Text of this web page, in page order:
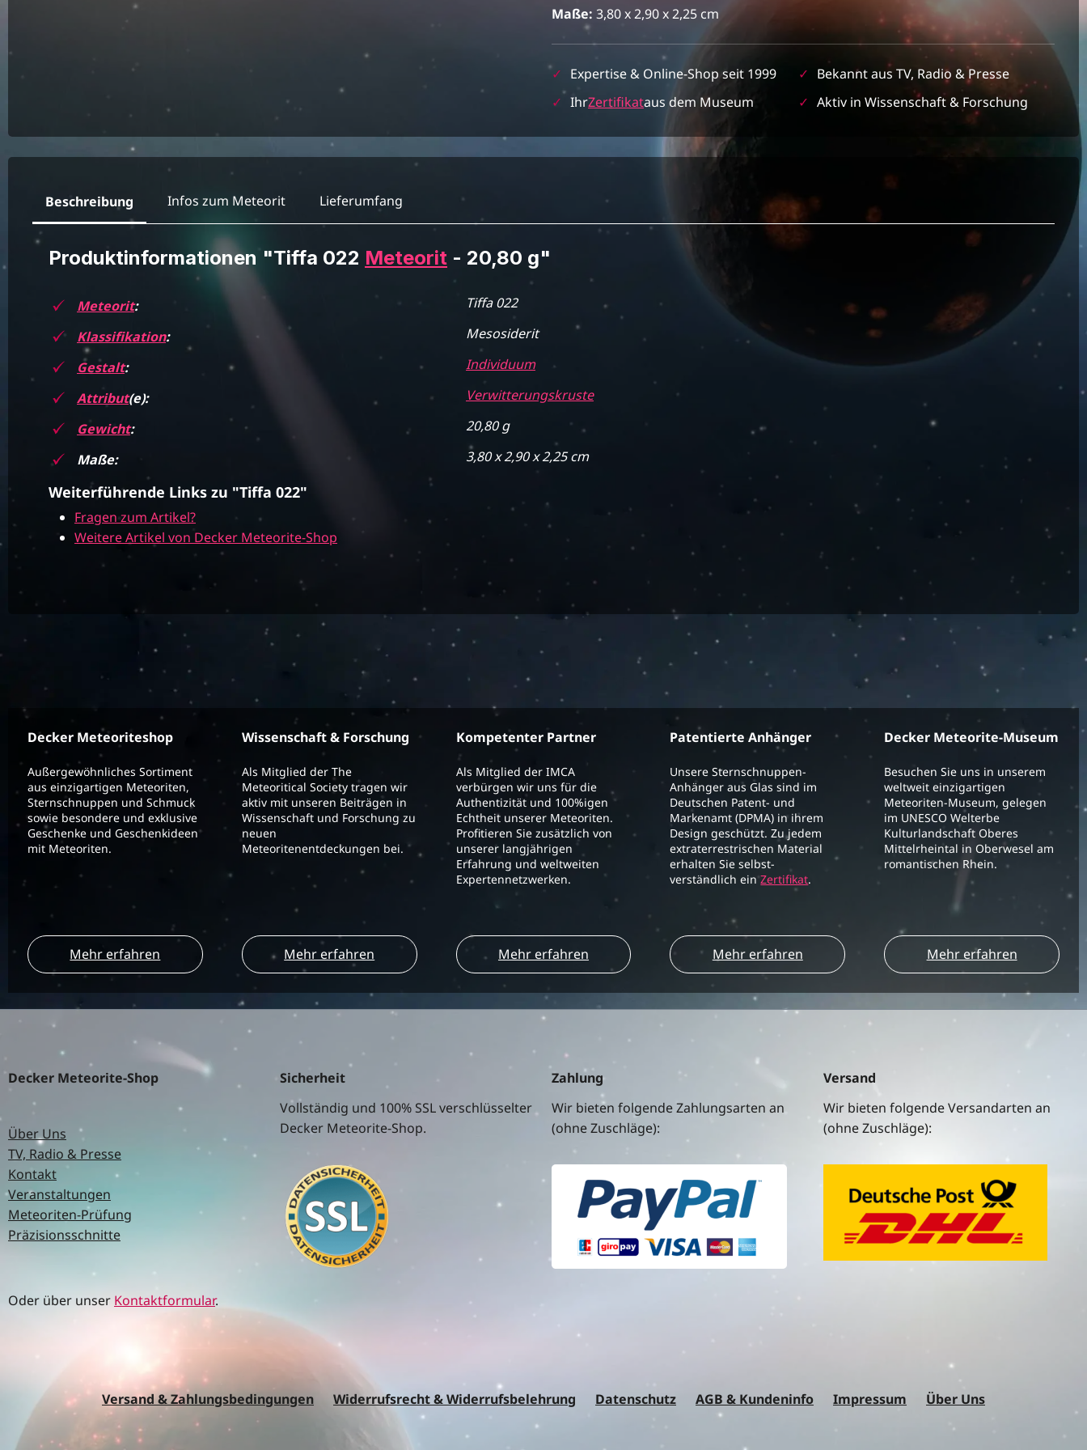
Maße: 3,80 x 2,90 x 2,25 cm
✓ Expertise & Online-Shop seit 1999 ✓ Bekannt aus TV, Radio & Presse
✓ IhrZertifikataus dem Museum ✓ Aktiv in Wissenschaft & Forschung
Beschreibung Infos zum Meteorit Lieferumfang
Produktinformationen "Tiffa 022 Meteorit - 20,80 g"
Meteorit:
Tiffa 022
Klassifikation:
Mesosiderit
Gestalt:
Individuum
Attribut(e):
Verwitterungskruste
Gewicht:
20,80 g
Maße:
3,80 x 2,90 x 2,25 cm
Weiterführende Links zu "Tiffa 022"
Fragen zum Artikel?
Weitere Artikel von Decker Meteorite-Shop
Decker Meteoriteshop
Außergewöhnliches Sortiment
aus einzigartigen Meteoriten,
Sternschnuppen und Schmuck
sowie besondere und exklusive
Geschenke und Geschenkideen
mit Meteoriten.
Mehr erfahren
Wissenschaft & Forschung
Als Mitglied der The
Meteoritical Society tragen wir
aktiv mit unseren Beiträgen in
Wissenschaft und Forschung zu
neuen
Meteoritenentdeckungen bei.
Mehr erfahren
Kompetenter Partner
Als Mitglied der IMCA
verbürgen wir uns für die
Authentizität und 100%igen
Echtheit unserer Meteoriten.
Profitieren Sie zusätzlich von
unserer langjährigen
Erfahrung und weltweiten
Expertennetzwerken.
Mehr erfahren
Patentierte Anhänger
Unsere Sternschnuppen-
Anhänger aus Glas sind im
Deutschen Patent- und
Markenamt (DPMA) in ihrem
Design geschützt. Zu jedem
extraterrestrischen Material
erhalten Sie selbst-
verständlich einZertifikat.
Mehr erfahren
Decker Meteorite-Museum
Besuchen Sie uns in unserem
weltweit einzigartigen
Meteoriten-Museum, gelegen
im UNESCO Welterbe
Kulturlandschaft Oberes
Mittelrheintal in Oberwesel am
romantischen Rhein.
Mehr erfahren
Decker Meteorite-Shop
Über Uns
TV, Radio & Presse
Kontakt
Veranstaltungen
Meteoriten-Prüfung
Präzisionsschnitte
Oder über unser Kontaktformular.
Sicherheit
Vollständig und 100% SSL verschlüsselter
Decker Meteorite-Shop.
Zahlung
Wir bieten folgende Zahlungsarten an
(ohne Zuschläge):
Versand
Wir bieten folgende Versandarten an
(ohne Zuschläge):
Versand & Zahlungsbedingungen Widerrufsrecht & Widerrufsbelehrung Datenschutz AGB & Kundeninfo Impressum Über Uns